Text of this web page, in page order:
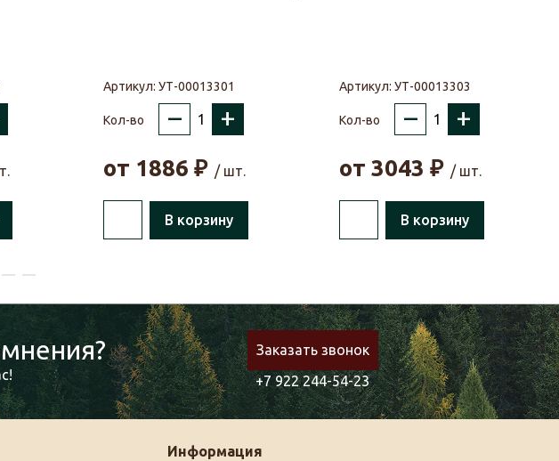
Артикул: УТ-00013301
Кол-во – +
от 1886 ₽ / шт.
В корзину
Артикул: УТ-00013303
Кол-во – +
от 3043 ₽ / шт.
В корзину
Заказать звонок
+7 922 244-54-23
Информация